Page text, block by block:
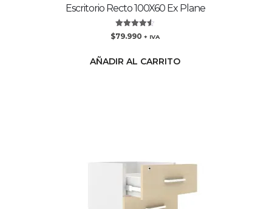
Escritorio Recto 100X60 Ex Plane
Valorado
con
$79.990 + IVA
AÑADIR AL CARRITO